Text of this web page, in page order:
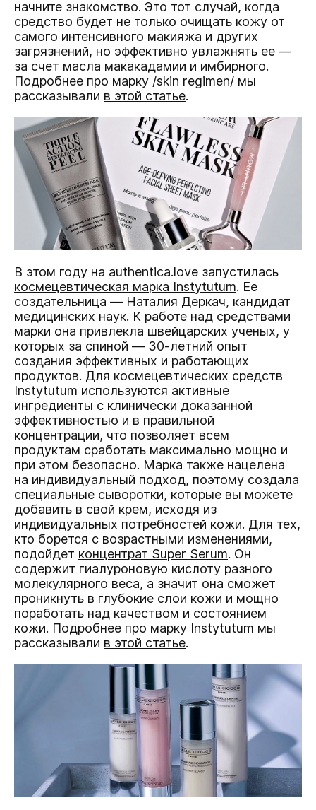
начните знакомство. Это тот случай, когда
средство будет не только очищать кожу от
самого интенсивного макияжа и других
загрязнений, но эффективно увлажнять ее —
за счет масла макакадамии и имбирного.
Подробнее про марку /skin regimen/ мы
рассказывали в этой статье.
В этом году на authentica.love запустилась
космецевтическая марка Instytutum. Ее
создательница — Наталия Деркач, кандидат
медицинских наук. К работе над средствами
марки она привлекла швейцарских ученых, у
которых за спиной — 30-летний опыт
создания эффективных и работающих
продуктов. Для космецевтических средств
Instytutum используются активные
ингредиенты с клинически доказанной
эффективностью и в правильной
концентрации, что позволяет всем
продуктам сработать максимально мощно и
при этом безопасно. Марка также нацелена
на индивидуальный подход, поэтому создала
специальные сыворотки, которые вы можете
добавить в свой крем, исходя из
индивидуальных потребностей кожи. Для тех,
кто борется с возрастными изменениями,
подойдет концентрат Super Serum. Он
содержит гиалуроновую кислоту разного
молекулярного веса, а значит она сможет
проникнуть в глубокие слои кожи и мощно
поработать над качеством и состоянием
кожи. Подробнее про марку Instytutum мы
рассказывали в этой статье.